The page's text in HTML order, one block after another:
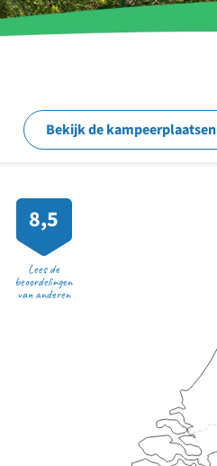
Bekijk de kampeerplaatsen
8,5
Lees de
beoordelingen
van anderen